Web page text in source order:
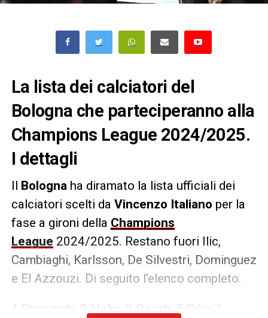
La lista dei calciatori del
Bologna che parteciperanno alla
Champions League 2024/2025.
I dettagli
Il Bologna ha diramato la lista ufficiali dei
calciatori scelti da Vincenzo Italiano per la
fase a gironi della Champions
League 2024/2025. Restano fuori Ilic,
Cambiaghi, Karlsson, De Silvestri, Dominguez
e El Azzouzi. Di seguito l’elenco completo.
1 Skorupski, 2 Holm, 3 Posch, 5 Erlic, 6